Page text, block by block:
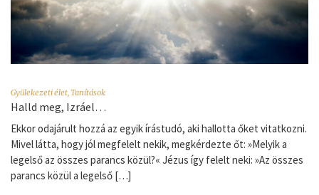
Gyülekezeti élet Tanítások
Halld meg, Izráel…
Ekkor odajárult hozzá az egyik írástudó, aki hallotta őket vitatkozni.
Mivel látta, hogy jól megfelelt nekik, megkérdezte őt: »Melyik a
legelső az összes parancs közül?« Jézus így felelt neki: »Az összes
parancs közül a legelső […]